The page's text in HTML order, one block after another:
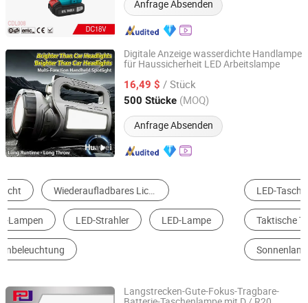
Anfrage Absenden
Digitale Anzeige wasserdichte Handlampe
für Haussicherheit LED Arbeitslampe
16,49 $ / Stück
500 Stücke (MOQ)
Anfrage Absenden
Wuhan Youlaixin Electronic Technology Co., Ltd.
Hubei, China Seit 2026
LED-Taschenlampe LED-Scheinwerfer
Taktische Taschenlampe LED Arbeits Licht
Sonnenlamp
Langstrecken-Gute-Fokus-Tragbare-